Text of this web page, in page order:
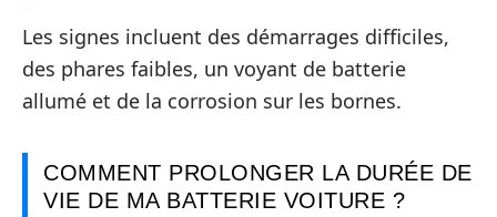
Les signes incluent des démarrages difficiles,
des phares faibles, un voyant de batterie
allumé et de la corrosion sur les bornes.
COMMENT PROLONGER LA DURÉE DE
VIE DE MA BATTERIE VOITURE ?